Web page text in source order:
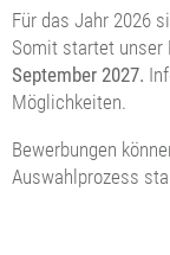
Für das Jahr 2026
Somit startet unser
September 2027.
Möglichkeiten.
Bewerbungen
Auswahlprozess